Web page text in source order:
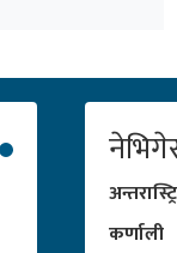
कर्णाली